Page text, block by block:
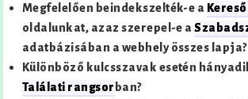
Megfelelően beindekszelték-e a
oldalunkat, azaz szerepel-e a
adatbázisában a webhely összes lapja?
Különböző kulcsszavak esetén
Találati rangsorban?